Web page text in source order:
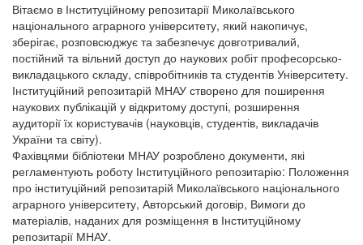
Вітаємо в Інституційному репозитарії Миколаївського
національного аграрного університету, який накопичує,
зберігає, розповсюджує та забезпечує довготривалий,
постійний та вільний доступ до наукових робіт професорсько-
викладацького складу, співробітників та студентів Університету.
Інституційний репозитарій МНАУ створено для поширення
наукових публікацій у відкритому доступі, розширення
аудиторії їх користувачів (науковців, студентів, викладачів
України та світу).
Фахівцями бібліотеки МНАУ розроблено документи, які
регламентують роботу Інституційного репозитарію: Положення
про інституційний репозитарій Миколаївського національного
аграрного університету, Авторський договір, Вимоги до
матеріалів, наданих для розміщення в Інституційному
репозитарії МНАУ.